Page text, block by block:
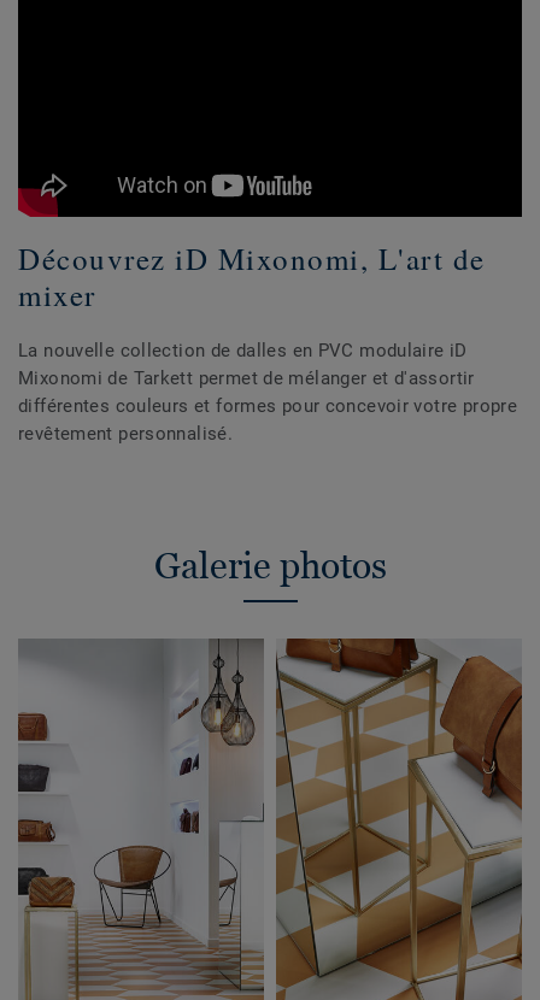
Découvrez iD Mixonomi, L'art de
mixer
La nouvelle collection de dalles en PVC modulaire iD
Mixonomi de Tarkett permet de mélanger et d'assortir
différentes couleurs et formes pour concevoir votre propre
revêtement personnalisé.
Galerie photos